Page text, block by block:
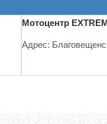
Мотоцентр
Адрес: